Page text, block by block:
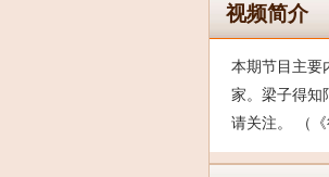
视频简介
本期节目主要
家。梁子得知
请关注。 （《